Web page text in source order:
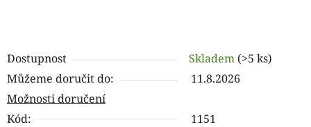
Dostupnost Skladem (>5 ks)
Můžeme doručit do:
11.8.2026
Možnosti doručení
Kód:
1151